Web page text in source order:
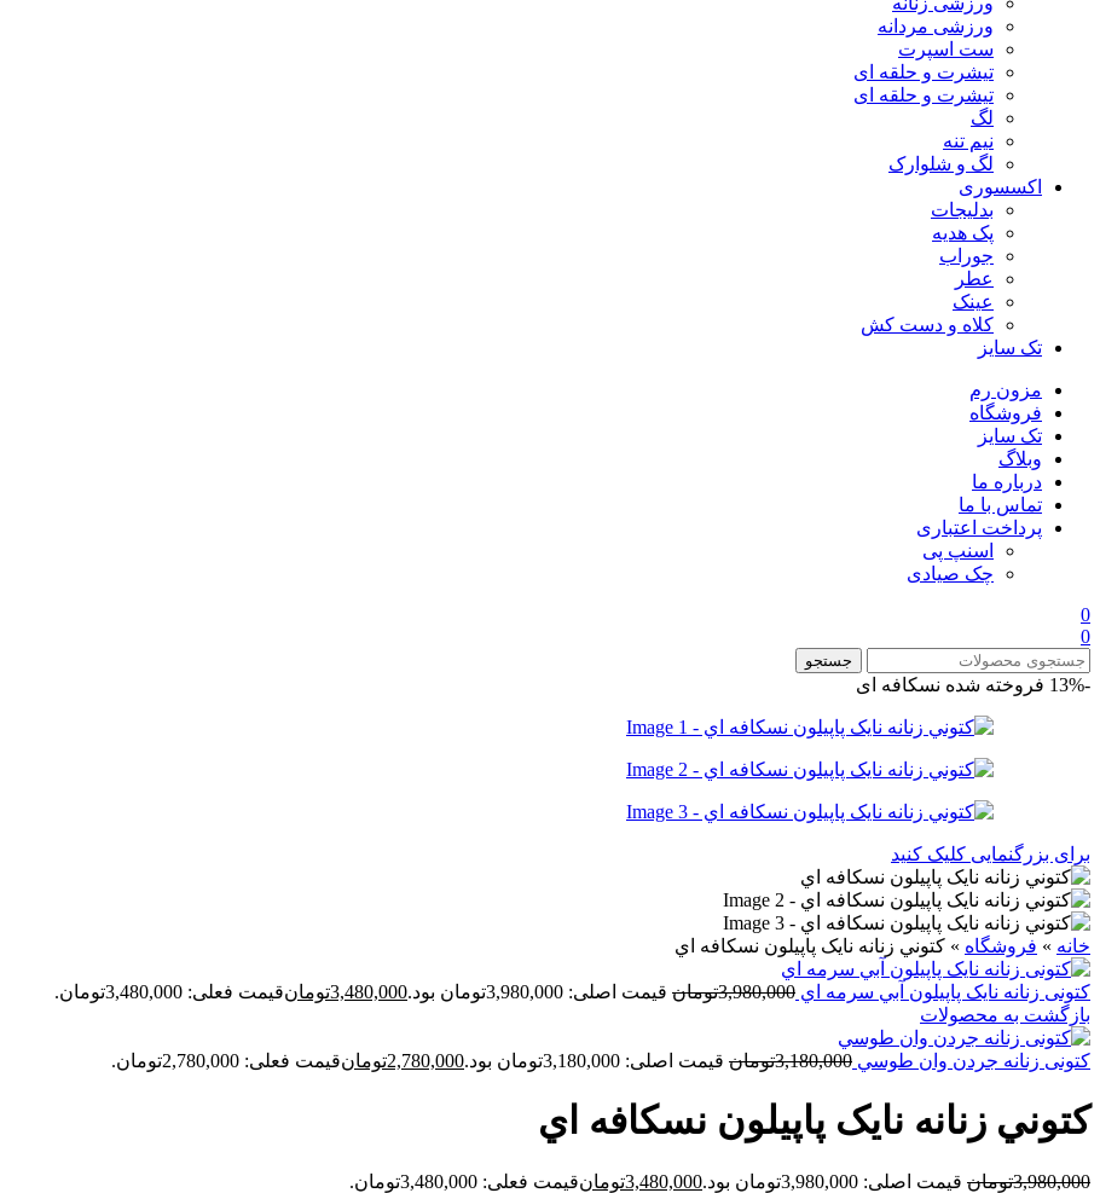
ورزشی مردانه
ست اسپرت
تیشرت و حلقه ای
تیشرت و حلقه ای
لگ
نیم تنه
لگ و شلوارک
اکسسوری
بدلیجات
پک هدیه
جوراب
عطر
عینک
کلاه و دست کش
تک سایز
مزون رم
فروشگاه
تک سایز
وبلاگ
درباره ما
تماس با ما
پرداخت اعتباری
اسنپ پی
چک صیادی
0
0
جستجو
-13% فروخته شده نسکافه ای
برای بزرگنمایی کلیک کنید
خانه » فروشگاه » کتوني زنانه نايک پاپيلون نسکافه اي
کتونی زنانه نايک پاپيلون آبي سرمه اي 3,980,000تومان قیمت اصلی: 3,980,000تومان بود. 3,480,000تومانقیمت فعلی: 3,480,000تومان.
بازگشت به محصولات
کتونی زنانه جردن وان طوسي 3,180,000تومان قیمت اصلی: 3,180,000تومان بود. 2,780,000تومانقیمت فعلی: 2,780,000تومان.
کتوني زنانه نايک پاپيلون نسکافه اي
3,980,000تومان قیمت اصلی: 3,980,000تومان بود. 3,480,000تومانقیمت فعلی: 3,480,000تومان.